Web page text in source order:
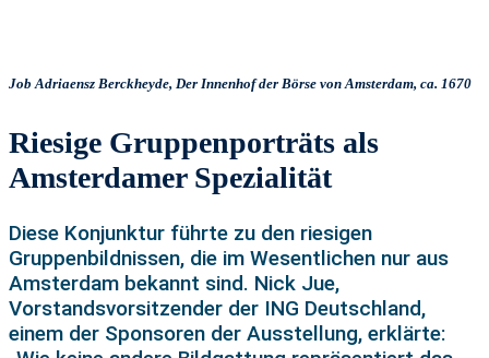
Job Adriaensz Berckheyde, Der Innenhof der Börse von Amsterdam, ca. 1670
Riesige Gruppenporträts als
Amsterdamer Spezialität
Diese Konjunktur führte zu den riesigen
Gruppenbildnissen, die im Wesentlichen nur aus
Amsterdam bekannt sind. Nick Jue,
Vorstandsvorsitzender der ING Deutschland,
einem der Sponsoren der Ausstellung, erklärte: